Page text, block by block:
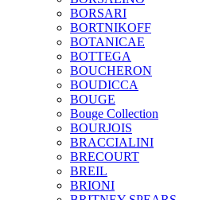
BORSARI
BORTNIKOFF
BOTANICAE
BOTTEGA
BOUCHERON
BOUDICCA
BOUGE
Bouge Collection
BOURJOIS
BRACCIALINI
BRECOURT
BREIL
BRIONI